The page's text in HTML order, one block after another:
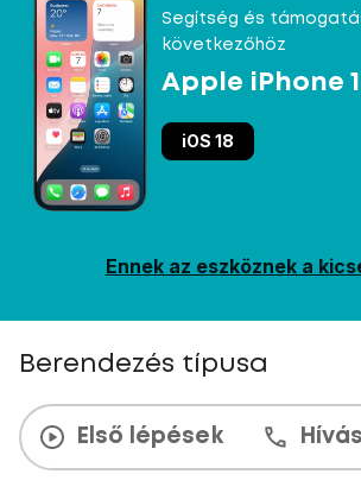
Segítség és
következőhöz
Apple iPhone
iOS 18
Ennek az eszköznek a
Berendezés típusa
Első lépések